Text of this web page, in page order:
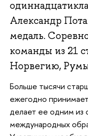
Александр
медаль.
команды из 21
Норвегию,
Больше тысячи
ежегодно
делает ее одним из
международных